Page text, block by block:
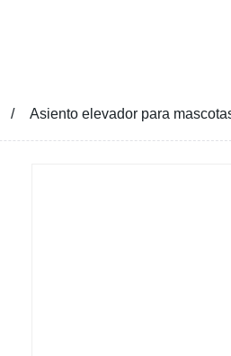
Asiento elevador para